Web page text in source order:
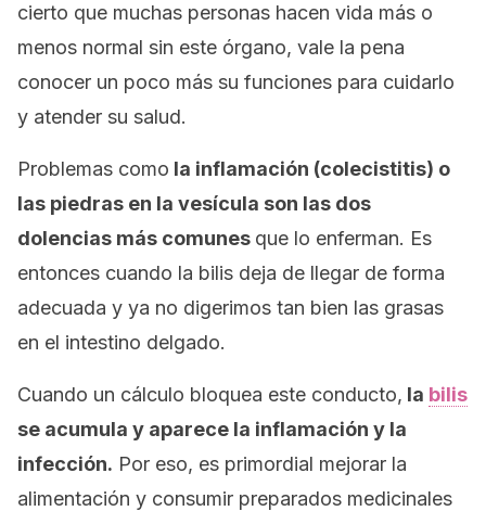
cierto que muchas personas hacen vida más o
menos normal sin este órgano, vale la pena
conocer un poco más su funciones para cuidarlo
y atender su salud.
Problemas como la inflamación (colecistitis) o
las piedras en la vesícula son las dos
dolencias más comunes que lo enferman. Es
entonces cuando la bilis deja de llegar de forma
adecuada y ya no digerimos tan bien las grasas
en el intestino delgado.
Cuando un cálculo bloquea este conducto, la bilis
se acumula y aparece la inflamación y la
infección. Por eso, es primordial mejorar la
alimentación y consumir preparados medicinales